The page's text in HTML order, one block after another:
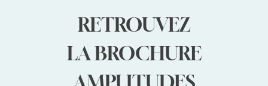
sur place auprès du consulat général.
Si vous avez des questions, nos experts Amplitudes sont là
pour y répondre et vous fournir un accompagnement.
RETROUVEZ
LA BROCHURE